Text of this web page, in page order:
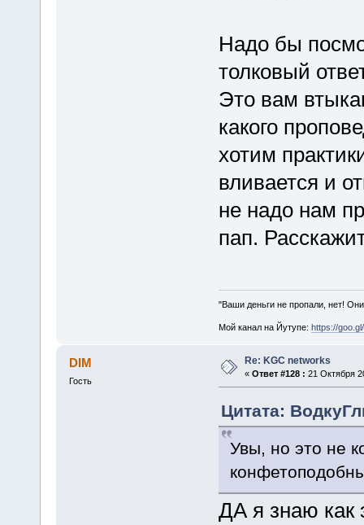
Надо бы
толковый
Это вам
какого
хотим
вливается и
не надо нам
пап.
"Ваши деньги не пропали, нет!
Мой канал на Йутупе: https://
DIM
Гость
Re: KGC networks
« Ответ #128 : 21 Октября
Цитата:
Увы, но это не
ДА я знаю как